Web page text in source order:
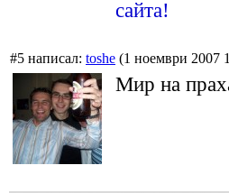
сайта!
#5 написал: toshe (1 ноември 2007
Мир на